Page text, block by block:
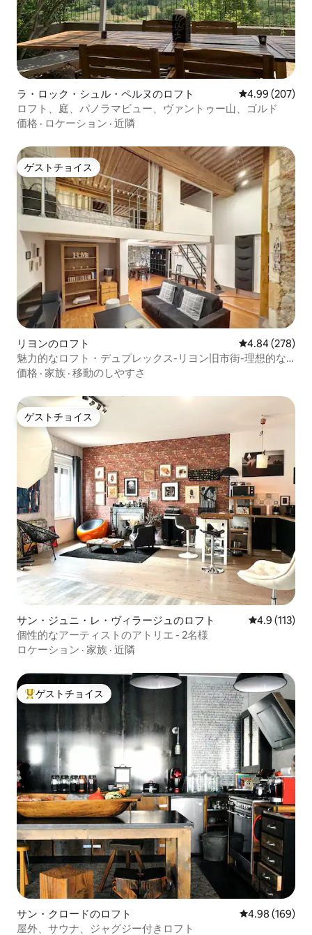
ラ・ロック・シュル・ペルヌのロフト レビュー207
4.99 (207)
ロフト、庭、パノラマビュー、ヴァントゥー山、ゴルド
価格 · ロケーション · 近隣
ゲストチョイス
ゲストチョイス
リヨンのロフト レビュー278
4.84 (278)
魅力的なロフト・デュプレックス-リヨン旧市街-理想的な
ロケーション
価格 · 家族 · 移動のしやすさ
ゲストチョイス
ゲストチョイス
サン・ジュニ・レ・ヴィラージュのロフト レビュー113
4.9 (113)
個性的なアーティストのアトリエ - 2名様
ロケーション · 家族 · 近隣
大好評のゲストチョイスです。
ゲストチョイス
サン・クロードのロフト レビュー169
4.98 (169)
屋外、サウナ、ジャグジー付きロフト